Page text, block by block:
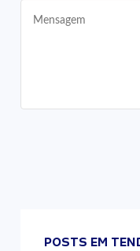
POSTS EM